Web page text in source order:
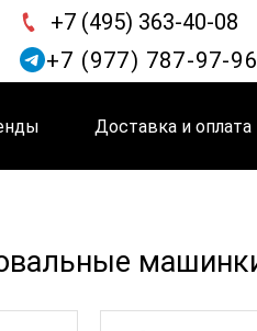
+7 (495) 363-40-08
+7 (977) 787-97-96
Доставка и оплата